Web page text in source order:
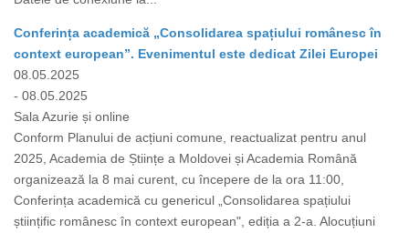
Conferința academică „Consolidarea spațiului românesc în
context european”. Evenimentul este dedicat Zilei Europei
08.05.2025
- 08.05.2025
Sala Azurie și online
Conform Planului de acțiuni comune, reactualizat pentru anul
2025, Academia de Științe a Moldovei și Academia Română
organizează la 8 mai curent, cu începere de la ora 11:00,
Conferința academică cu genericul „Consolidarea spațiului
științific românesc în context european", ediția a 2-a. Alocuțiuni